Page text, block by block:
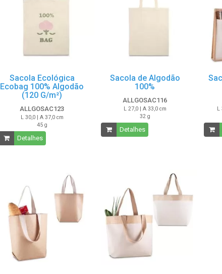
Sacola Ecológica
Ecobag 100% Algodão
(120 G/m²)
ALLGOSAC123
L 30,0 | A 37,0 cm
45 g
Detalhes
Sacola de Algodão
100%
ALLGOSAC116
L 27,0 | A 33,0 cm
32 g
Detalhes
L